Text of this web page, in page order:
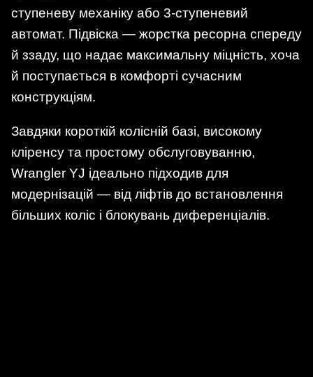
ступеневу механіку або 3-ступеневий
автомат. Підвіска — жорстка ресорна спереду
й ззаду, що надає максимальну міцність, хоча
й поступається в комфорті сучасним
конструкціям.
Завдяки короткій колісній базі, високому
кліренсу та простому обслуговуванню,
Wrangler YJ ідеально підходив для
модернізацій — від ліфтів до встановлення
більших коліс і блокувань диференціалів.